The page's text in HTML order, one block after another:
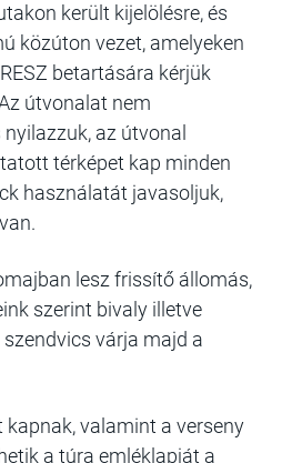
került kijelölésre, és
közúton vezet, amelyeken
betartására kérjük
útvonalat nem
az útvonal
térképet kap minden
használatát javasoljuk,
lesz frissítő állomás,
szerint bivaly illetve
várja majd a
valamint a verseny
a túra emléklapját a